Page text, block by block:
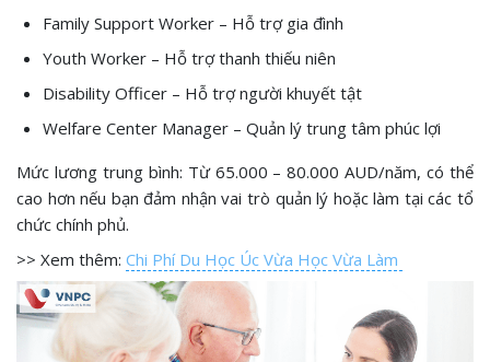
Family Support Worker – Hỗ trợ gia đình
Youth Worker – Hỗ trợ thanh thiếu niên
Disability Officer – Hỗ trợ người khuyết tật
Welfare Center Manager – Quản lý trung tâm phúc lợi
Mức lương trung bình: Từ 65.000 – 80.000 AUD/năm, có thể
cao hơn nếu bạn đảm nhận vai trò quản lý hoặc làm tại các tổ
chức chính phủ.
>> Xem thêm: Chi Phí Du Học Úc Vừa Học Vừa Làm